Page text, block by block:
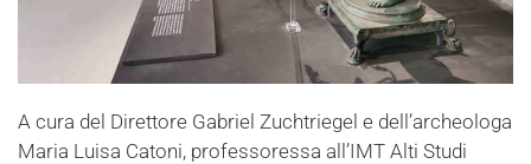
A cura del Direttore Gabriel Zuchtriegel e dell’archeologa
Maria Luisa Catoni, professoressa all’IMT Alti Studi